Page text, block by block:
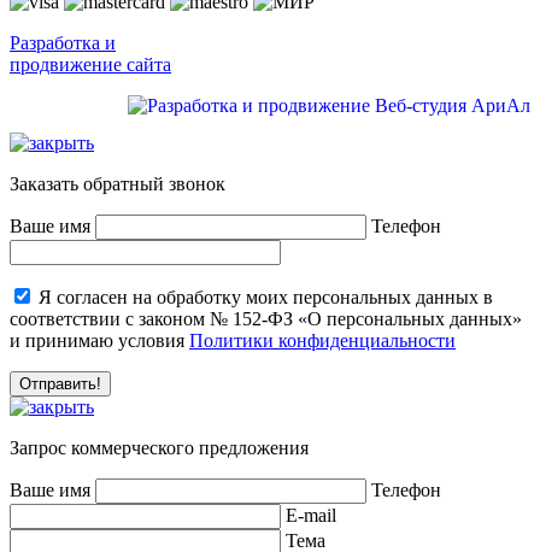
Разработка и
продвижение сайта
Заказать обратный звонок
Ваше имя Телефон
Я согласен на обработку моих персональных данных в
соответствии с законом № 152-ФЗ «О персональных данных»
и принимаю условия Политики конфиденциальности
Запрос коммерческого предложения
Ваше имя
Телефон
E-mail
Тема